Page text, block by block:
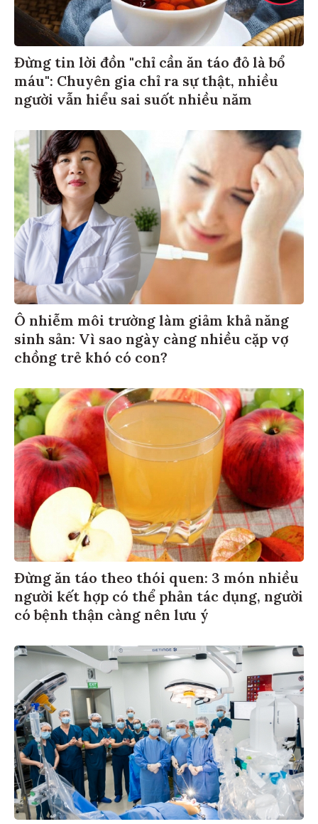
Đừng tin lời đồn "chỉ cần ăn táo đỏ là bổ
máu": Chuyên gia chỉ ra sự thật, nhiều
người vẫn hiểu sai suốt nhiều năm
Ô nhiễm môi trường làm giảm khả năng
sinh sản: Vì sao ngày càng nhiều cặp vợ
chồng trẻ khó có con?
Đừng ăn táo theo thói quen: 3 món nhiều
người kết hợp có thể phản tác dụng, người
có bệnh thận càng nên lưu ý